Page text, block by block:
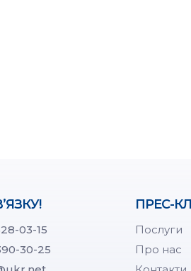
03-15
30-25
ПРЕС-
Послуги
Про нас